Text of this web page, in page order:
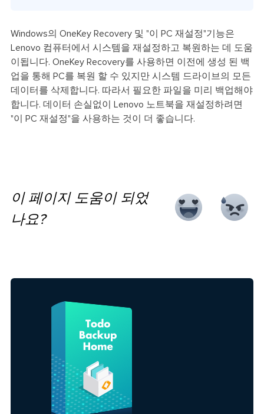
Windows의 OneKey Recovery 및 "이 PC 재설정"기능은
Lenovo 컴퓨터에서 시스템을 재설정하고 복원하는 데 도움
이됩니다. OneKey Recovery를 사용하면 이전에 생성 된 백
업을 통해 PC를 복원 할 수 있지만 시스템 드라이브의 모든
데이터를 삭제합니다. 따라서 필요한 파일을 미리 백업해야
합니다. 데이터 손실없이 Lenovo 노트북을 재설정하려면
"이 PC 재설정"을 사용하는 것이 더 좋습니다.
이 페이지 도움이 되었
나요?